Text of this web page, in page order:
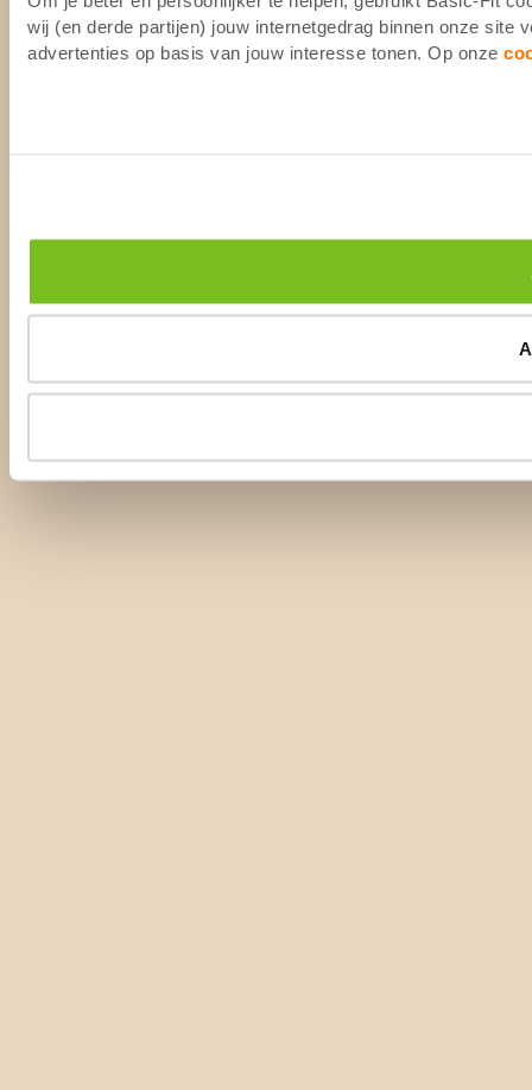
wij (en derde partijen) jouw internetgedrag binnen onze site
advertenties op basis van jouw interesse tonen. Op onze